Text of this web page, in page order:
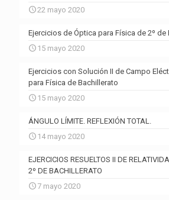
22 mayo 2020
Ejercicios de Óptica para Física de 2º de
15 mayo 2020
Ejercicios con Solución II de Campo
para Física de Bachillerato
15 mayo 2020
ÁNGULO LÍMITE. REFLEXIÓN TOTAL.
14 mayo 2020
EJERCICIOS RESUELTOS II DE
2º DE BACHILLERATO
7 mayo 2020